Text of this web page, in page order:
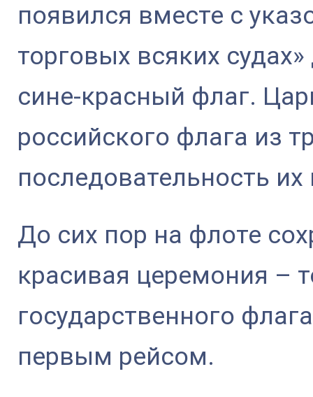
появился вместе с
торговых всяких
сине-красный флаг.
российского флага из
последовательность их
До сих пор на флоте
красивая церемония –
государственного
первым рейсом.